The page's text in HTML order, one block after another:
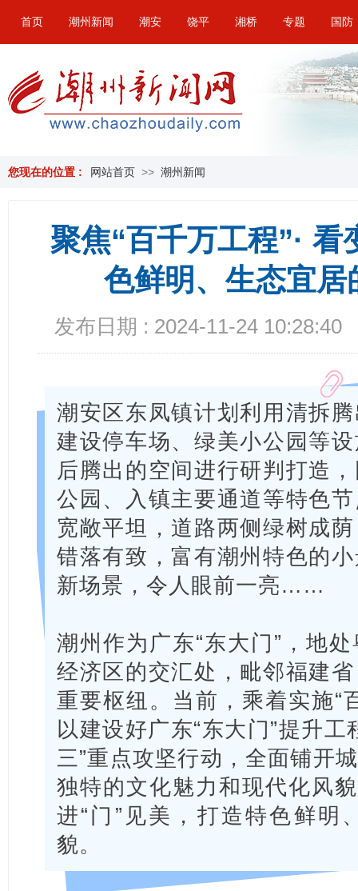
首页 潮州新闻 潮安 饶平 湘桥 专题 国防
您现在的位置 : 网站首页 >> 潮州新闻
聚焦“百千万工程”·
色鲜明、生态宜
发布日期 : 2024-11-24 10:28:40
潮安区东凤镇计划利用清拆
建设停车场、绿美小公园等
后腾出的空间进行研判打造
公园、入镇主要通道等特色
宽敞平坦，道路两侧绿树成
错落有致，富有潮州特色的
新场景，令人眼前一亮……
潮州作为广东“东大门”，地
经济区的交汇处，毗邻福建
重要枢纽。当前，乘着实施“
以建设好广东“东大门”提升
三”重点攻坚行动，全面铺开
独特的文化魅力和现代化风
进“门”见美，打造特色鲜明
貌。